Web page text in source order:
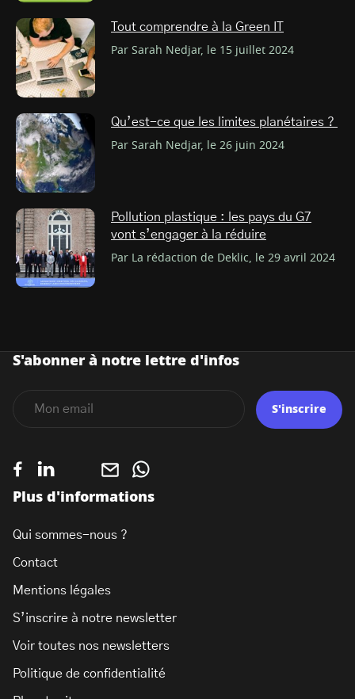
Tout comprendre à la Green IT
Par Sarah Nedjar, le 15 juillet 2024
Qu’est-ce que les limites planétaires ?
Par Sarah Nedjar, le 26 juin 2024
Pollution plastique : les pays du G7
vont s’engager à la réduire
Par La rédaction de Deklic, le 29 avril 2024
Plus d'informations
Qui sommes-nous ?
Contact
Mentions légales
S’inscrire à notre newsletter
Voir toutes nos newsletters
Politique de confidentialité
S'abonner à notre lettre d'infos
S'inscrire